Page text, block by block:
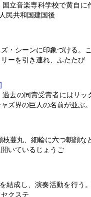
立音楽専科学校で黄自に
民共和国建国後
・シーンに印象づける。
ーを引き連れ、ふたたび
去の同賞受賞者にはサ
ズ界の巨人の名前が並ぶ。
蔓丸、細輪に六つ朝顔な
いているじょうご
成し、演奏活動を行う
クステ